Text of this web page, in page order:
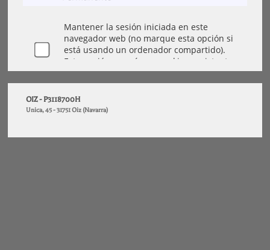
OIZ - P3118700H
Unica, 45 - 31751 Oiz (Navarra)